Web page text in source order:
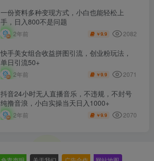
一份资料多种变现方式，小白也能轻松上
手，日入800不是问题
2年前 ￥9.9 2082
快手美女组合收益拼图引流，创业粉玩法，
单日引流50+
2年前 ￥9.9 2071
抖音24小时无人直播音乐，不违规，不封号
纯撸音浪，小白实操当天日入1000+
2年前 ￥9.9 2070